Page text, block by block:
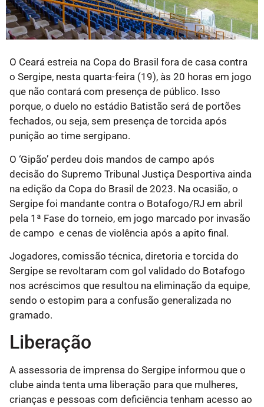
O Ceará estreia na Copa do Brasil fora de casa contra
o Sergipe, nesta quarta-feira (19), às 20 horas em jogo
que não contará com presença de público. Isso
porque, o duelo no estádio Batistão será de portões
fechados, ou seja, sem presença de torcida após
punição ao time sergipano.
O ‘Gipão’ perdeu dois mandos de campo após
decisão do Supremo Tribunal Justiça Desportiva ainda
na edição da Copa do Brasil de 2023. Na ocasião, o
Sergipe foi mandante contra o Botafogo/RJ em abril
pela 1ª Fase do torneio, em jogo marcado por invasão
de campo e cenas de violência após a apito final.
Jogadores, comissão técnica, diretoria e torcida do
Sergipe se revoltaram com gol validado do Botafogo
nos acréscimos que resultou na eliminação da equipe,
sendo o estopim para a confusão generalizada no
gramado.
Liberação
A assessoria de imprensa do Sergipe informou que o
clube ainda tenta uma liberação para que mulheres,
crianças e pessoas com deficiência tenham acesso ao